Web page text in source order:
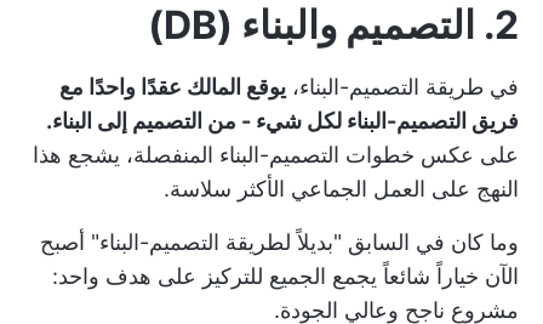
2. التصميم والبناء (DB)
في طريقة التصميم-البناء، يوقع المالك عقدًا واحدًا مع
فريق التصميم-البناء لكل شيء - من التصميم إلى البناء.
على عكس خطوات التصميم-البناء المنفصلة، يشجع هذا
النهج على العمل الجماعي الأكثر سلاسة.
وما كان في السابق "بديلاً لطريقة التصميم-البناء" أصبح
الآن خياراً شائعاً يجمع الجميع للتركيز على هدف واحد:
مشروع ناجح وعالي الجودة.